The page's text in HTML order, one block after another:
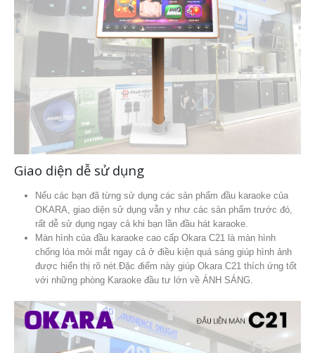
Giao diện dễ sử dụng
Nếu các bạn đã từng sử dụng các sản phẩm đầu karaoke của
OKARA, giao diện sử dụng vẫn y như các sản phẩm trước đó,
rất dễ sử dụng ngay cả khi bạn lần đầu hát karaoke.
Màn hình của đầu karaoke cao cấp Okara C21 là màn hình
chống lóa mỏi mắt ngay cả ở điều kiện quá sáng giúp hình ảnh
được hiển thị rõ nét.Đặc điểm này giúp Okara C21 thích ứng tốt
với những phòng Karaoke đầu tư lớn về ÁNH SÁNG.